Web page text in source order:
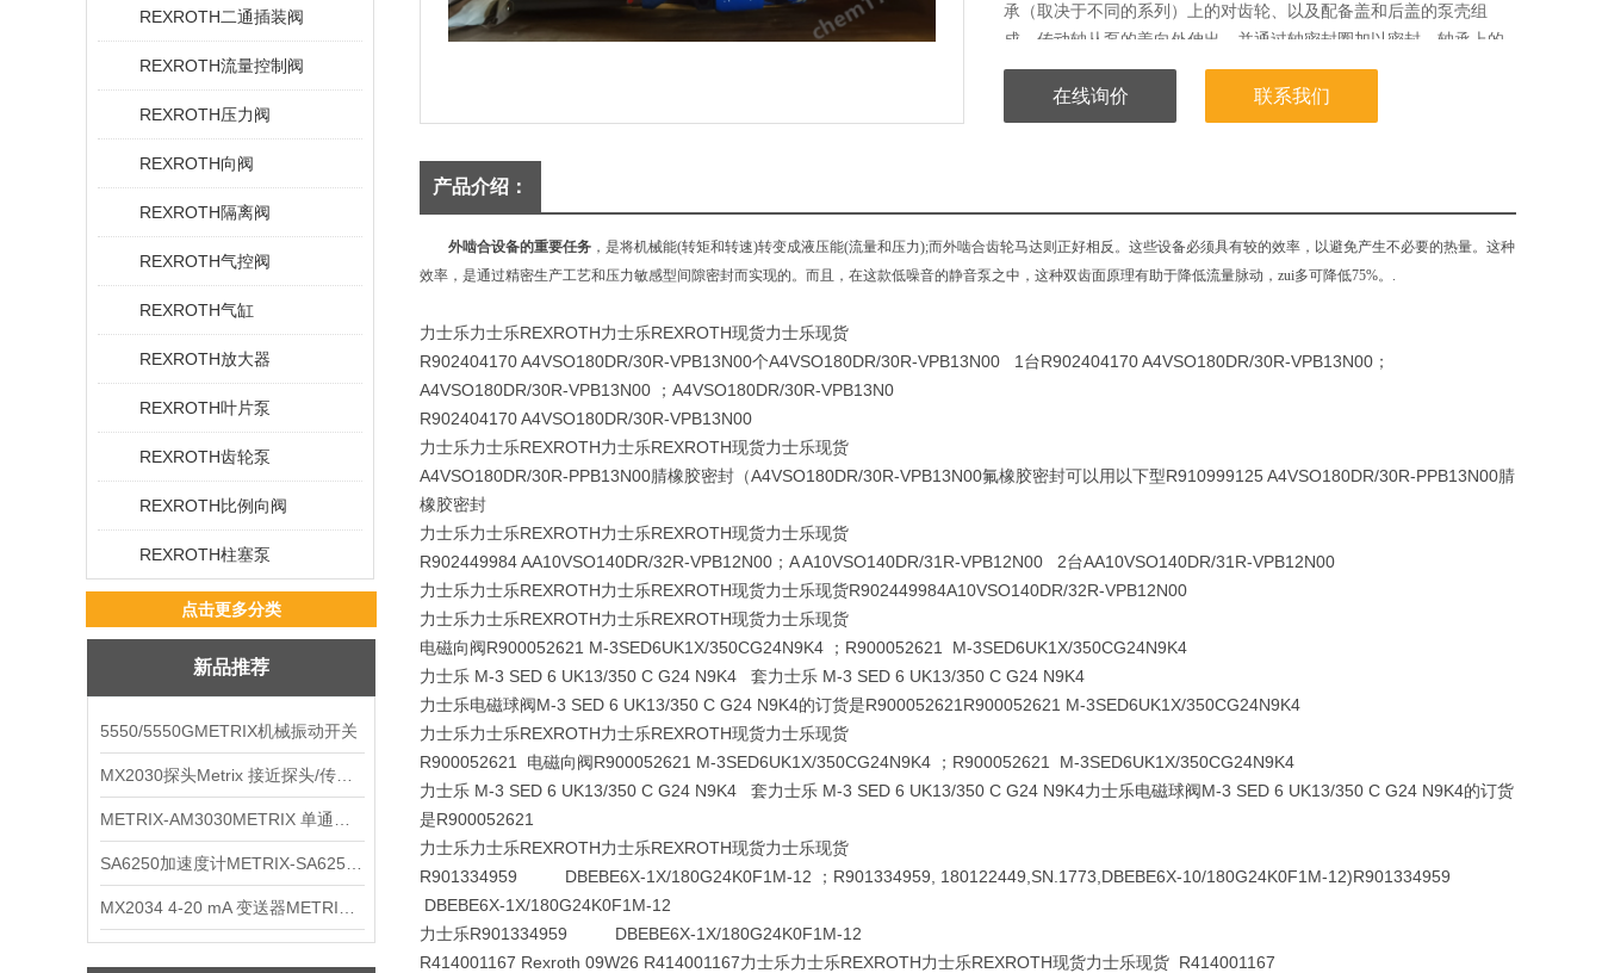
REXROTH二通插装阀
REXROTH流量控制阀
REXROTH压力阀
REXROTH向阀
REXROTH隔离阀
REXROTH气控阀
REXROTH气缸
REXROTH放大器
REXROTH叶片泵
REXROTH齿轮泵
REXROTH比例向阀
REXROTH柱塞泵
点击更多分类
新品推荐
5550/5550GMETRIX机械振动开关
承（取决于不同的系列）上的对齿轮、以及配备盖和后盖的泵壳组
成。传动轴从泵的盖向外伸出，并通过轴密封圈加以密封。轴承上的
这些支承力，则由的滑动轴承所吸;由于滑动轴承具有足够的弹性力，
因而形成了面接触、而不是线接触的。由于这样，因而还确保了泵的
出色耐磨性——尤其是在低速运行时。
在线询价 联系我们
产品介绍：
外啮合设备的重要任务 ，是将机械能(转矩和转速)转变成液压能(流量和压力);而外啮合齿轮马达则正好相反。这些设备必须具有较的效率，以避免产生不必要的热量。这种
效率，是通过精密生产工艺和压力敏感型间隙密封而实现的。而且，在这款低噪音的静音泵之中，这种双齿面原理有助于降低流量脉动，zui多可降低75%。.
力士乐力士乐REXROTH力士乐REXROTH现货力士乐现货
R902404170 A4VSO180DR/30R-VPB13N00个A4VSO180DR/30R-VPB13N00 1台R902404170 A4VSO180DR/30R-VPB13N00；
A4VSO180DR/30R-VPB13N00 ；A4VSO180DR/30R-VPB13N0
R902404170 A4VSO180DR/30R-VPB13N00
力士乐力士乐REXROTH力士乐REXROTH现货力士乐现货
A4VSO180DR/30R-PPB13N00腈橡胶密封（A4VSO180DR/30R-VPB13N00氟橡胶密封可以用以下型R910999125 A4VSO180DR/30R-PPB13N00腈
橡胶密封
力士乐力士乐REXROTH力士乐REXROTH现货力士乐现货
R902449984 AA10VSO140DR/32R-VPB12N00；A A10VSO140DR/31R-VPB12N00 2台AA10VSO140DR/31R-VPB12N00
力士乐力士乐REXROTH力士乐REXROTH现货力士乐现货R902449984A10VSO140DR/32R-VPB12N00
力士乐力士乐REXROTH力士乐REXROTH现货力士乐现货
电磁向阀R900052621 M-3SED6UK1X/350CG24N9K4 ；R900052621 M-3SED6UK1X/350CG24N9K4
力士乐 M-3 SED 6 UK13/350 C G24 N9K4 套力士乐 M-3 SED 6 UK13/350 C G24 N9K4
力士乐电磁球阀M-3 SED 6 UK13/350 C G24 N9K4的订货是R900052621‌‌R900052621 M-3SED6UK1X/350CG24N9K4
力士乐力士乐REXROTH力士乐REXROTH现货力士乐现货
R900052621 电磁向阀R900052621 M-3SED6UK1X/350CG24N9K4 ；R900052621 M-3SED6UK1X/350CG24N9K4
力士乐 M-3 SED 6 UK13/350 C G24 N9K4 套力士乐 M-3 SED 6 UK13/350 C G24 N9K4力士乐电磁球阀M-3 SED 6 UK13/350 C G24 N9K4的订货
是R900052621
力士乐力士乐REXROTH力士乐REXROTH现货力士乐现货
R901334959 DBEBE6X-1X/180G24K0F1M-12 ；R901334959, 180122449,SN.1773,DBEBE6X-10/180G24K0F1M-12)R901334959
DBEBE6X-1X/180G24K0F1M-12
力士乐R901334959 DBEBE6X-1X/180G24K0F1M-12
R414001167 Rexroth 09W26 R414001167力士乐力士乐REXROTH力士乐REXROTH现货力士乐现货 R414001167